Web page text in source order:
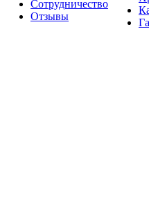
Сотрудничество
Отзывы